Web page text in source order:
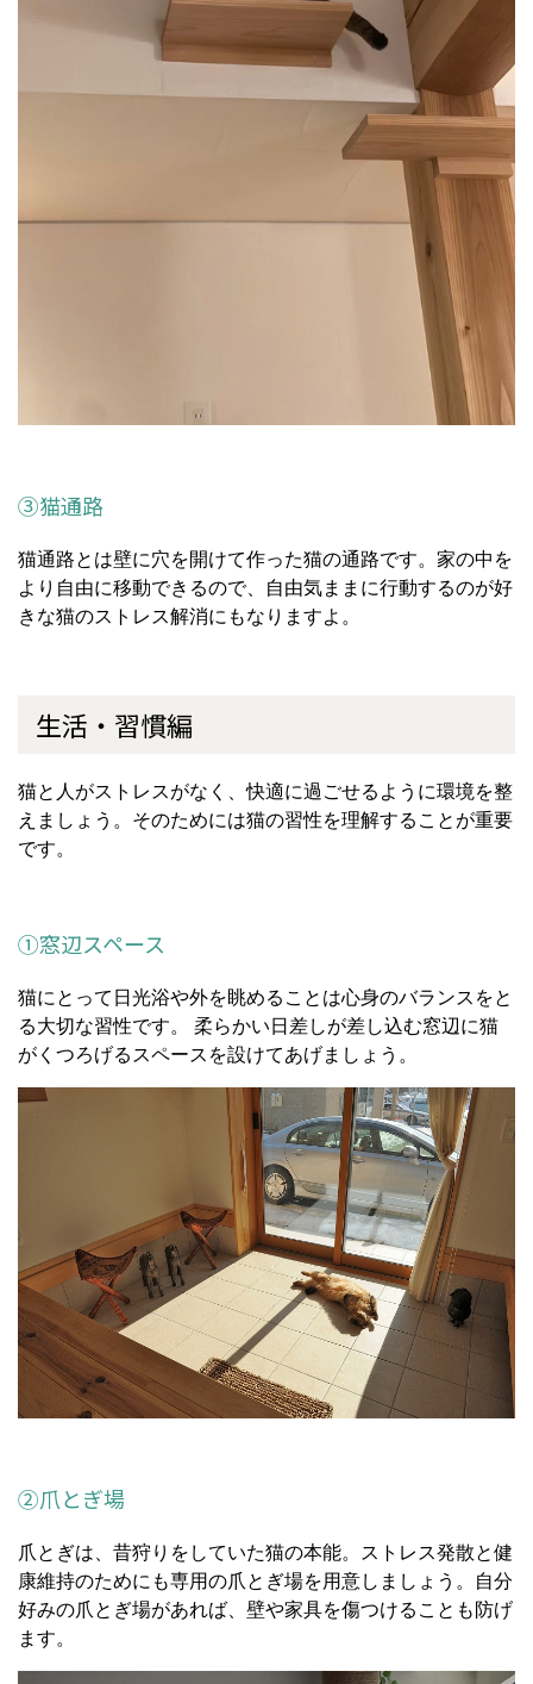
③猫通路
猫通路とは壁に穴を開けて作った猫の通路です。家の中を
より自由に移動できるので、自由気ままに行動するのが好
きな猫のストレス解消にもなりますよ。
生活・習慣編
猫と人がストレスがなく、快適に過ごせるように環境を整
えましょう。そのためには猫の習性を理解することが重要
です。
①窓辺スペース
猫にとって日光浴や外を眺めることは心身のバランスをと
る大切な習性です。
柔らかい日差しが差し込む窓辺に猫
がくつろげるスペースを設けてあげましょう。
②爪とぎ場
爪とぎは、昔狩りをしていた猫の本能。ストレス発散と健
康維持のためにも専用の爪とぎ場を用意しましょう。自分
好みの爪とぎ場があれば、壁や家具を傷つけることも防げ
ます。